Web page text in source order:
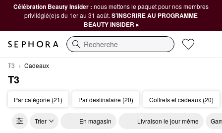
Célébration Beauty Insider : nous mettons le paquet pour nos membres
privilégié(e)s du 1er au 31 août. S’INSCRIRE AU PROGRAMME
BEAUTY INSIDER ▸
Recherche
T3 Cadeaux
T3
Par catégorie (21) Par destinataire (20) Coffrets et cadeaux (20)
Trier En magasin Livraison le jour même